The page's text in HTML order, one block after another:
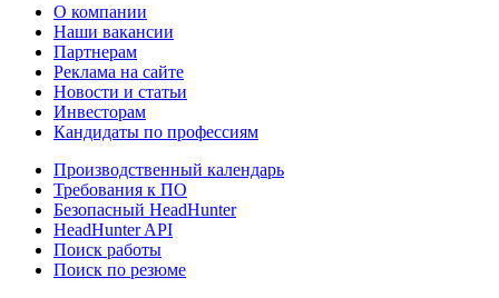
О компании
Наши вакансии
Партнерам
Реклама на сайте
Новости и статьи
Инвесторам
Кандидаты по профессиям
Производственный календарь
Требования к ПО
Безопасный HeadHunter
HeadHunter API
Поиск работы
Поиск по резюме